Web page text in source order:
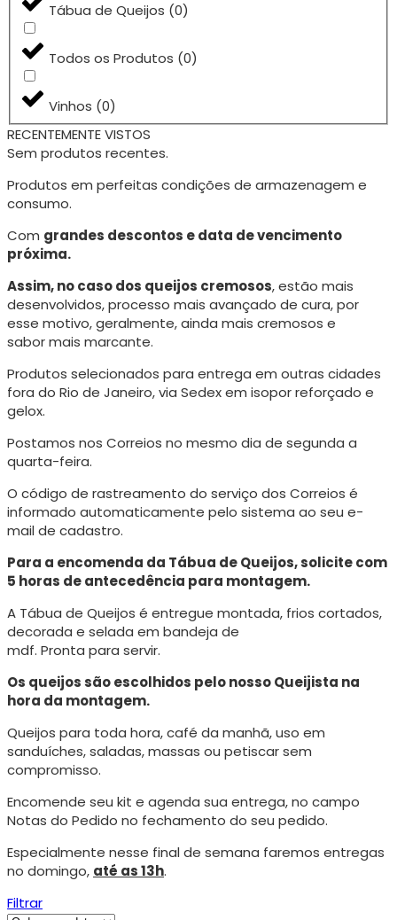
Tábua de Queijos (0)
Todos os Produtos (0)
Vinhos (0)
RECENTEMENTE VISTOS
Sem produtos recentes.
Produtos em perfeitas condições de armazenagem e
consumo.
Com grandes descontos e data de vencimento
próxima.
Assim, no caso dos queijos cremosos, estão mais
desenvolvidos, processo mais avançado de cura, por
esse motivo, geralmente, ainda mais cremosos e
sabor mais marcante.
Produtos selecionados para entrega em outras cidades
fora do Rio de Janeiro, via Sedex em isopor reforçado e
gelox.
Postamos nos Correios no mesmo dia de segunda a
quarta-feira.
O código de rastreamento do serviço dos Correios é
informado automaticamente pelo sistema ao seu e-
mail de cadastro.
Para a encomenda da Tábua de Queijos, solicite com
5 horas de antecedência para montagem.
A Tábua de Queijos é entregue montada, frios cortados,
decorada e selada em bandeja de
mdf. Pronta para servir.
Os queijos são escolhidos pelo nosso Queijista na
hora da montagem.
Queijos para toda hora, café da manhã, uso em
sanduíches, saladas, massas ou petiscar sem
compromisso.
Encomende seu kit e agenda sua entrega, no campo
Notas do Pedido no fechamento do seu pedido.
Especialmente nesse final de semana faremos entregas
no domingo, até as 13h.
Filtrar